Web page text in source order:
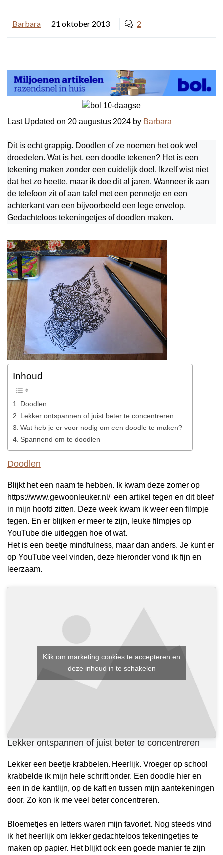
Barbara 21 oktober 2013 2
Last Updated on 20 augustus 2024 by Barbara
Dit is echt grappig. Doodlen of ze noemen het ook wel
droedelen. Wat is het, een doodle tekenen? Het is een
tekening maken zonder een duidelijk doel. Ikzelf wist niet
dat het zo heette, maar ik doe dit al jaren. Wanneer ik aan
de telefoon zit of aan tafel met een pennetje en een
achterkant van een bijvoorbeeld een lege envelop.
Gedachteloos tekeningetjes of doodlen maken.
Inhoud
Doodlen
Lekker ontspannen of juist beter te concentreren
Wat heb je er voor nodig om een doodle te maken?
Spannend om te doodlen
Doodlen
Blijkt het een naam te hebben. Ik kwam deze zomer op
https://www.gewoonleuker.nl/ een artikel tegen en dit bleef
in mijn hoofd zitten. Deze week kwam ik weer een filmpje
tegen. En er blijken er meer te zijn, leuke filmpjes op
YouTube die uitleggen hoe of wat.
Het is een beetje mindfulness, maar dan anders. Je kunt er
op YouTube veel vinden, deze hieronder vond ik fijn en
leerzaam.
Klik om marketing cookies te accepteren en
deze inhoud in te schakelen
Lekker ontspannen of juist beter te concentreren
Lekker een beetje krabbelen. Heerlijk. Vroeger op school
krabbelde ik mijn hele schrift onder. Een doodle hier en
een in de kantlijn, op de kaft en tussen mijn aantekeningen
door. Zo kon ik me veel beter concentreren.
Bloemetjes en letters waren mijn favoriet. Nog steeds vind
ik het heerlijk om lekker gedachteloos tekeningetjes te
maken op papier. Het blijkt ook een goede manier te zijn